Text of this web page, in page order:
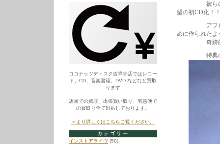
彼らのレア
望の初CD化！
アフロ+ステ
めに作られたよ
奇跡的なレ
特典のDVD
ココナッツディスク吉祥寺店ではレコー
ド、CD、音楽書籍、DVD などなど買取
ります
店頭での買取、出張買い取り、宅急便で
の買取り全て対応しております。
＞より詳しくはこちらご覧ください。
カテゴリー
インストアライヴ(50)